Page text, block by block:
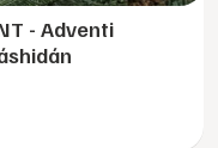
- Adventi